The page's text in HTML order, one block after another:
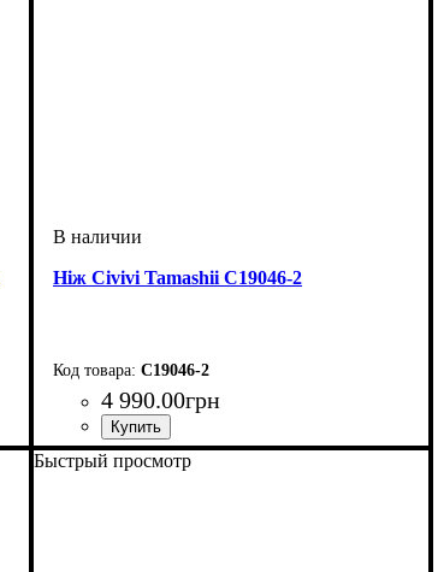
Ніж Civivi Tamashii C19046-2
C19046-2
4 990.00грн
Быстрый просмотр